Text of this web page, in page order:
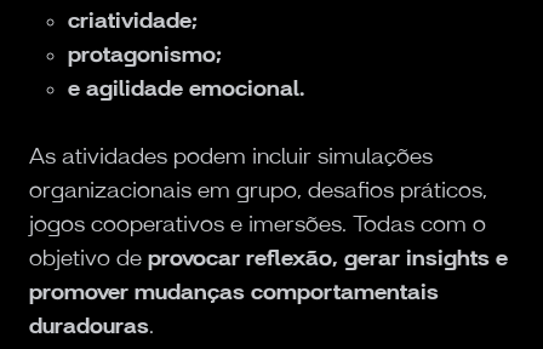
criatividade;
protagonismo;
e agilidade emocional.
As atividades podem incluir simulações
organizacionais em grupo, desafios práticos,
jogos cooperativos e imersões. Todas com o
objetivo de provocar reflexão, gerar insights e
promover mudanças comportamentais
duradouras.